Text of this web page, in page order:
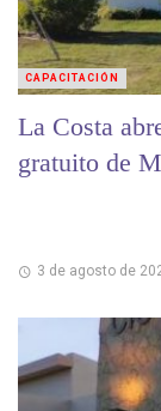
La Costa
gratuito de
3 de agosto de
CAPACITACIÓN